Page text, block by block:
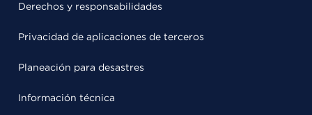
Derechos y responsabilidades
Privacidad de aplicaciones de terceros
Planeación para desastres
Información técnica